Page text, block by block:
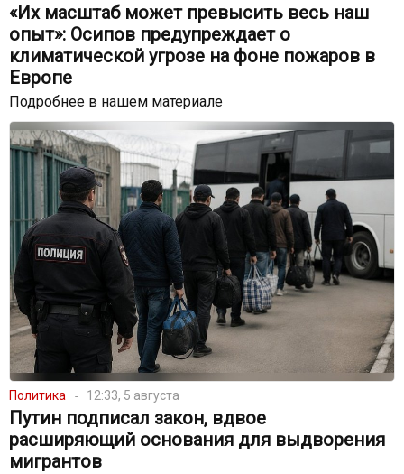
«Их масштаб может превысить весь наш
опыт»: Осипов предупреждает о
климатической угрозе на фоне пожаров в
Европе
Подробнее в нашем материале
Политика 12:33, 5 августа
Путин подписал закон, вдвое
расширяющий основания для выдворения
мигрантов